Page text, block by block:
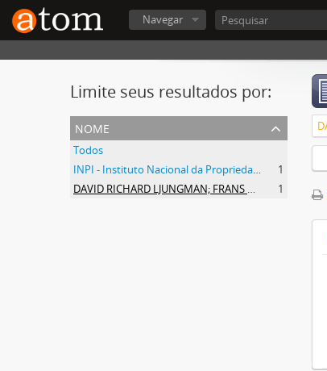
Navegar
Limite seus resultados por:
nome
Todos
INPI - Instituto Nacional da Propriedade Industrial
1
DAVID RICHARD LJUNGMAN; FRANS DANIEL JANSSON
1